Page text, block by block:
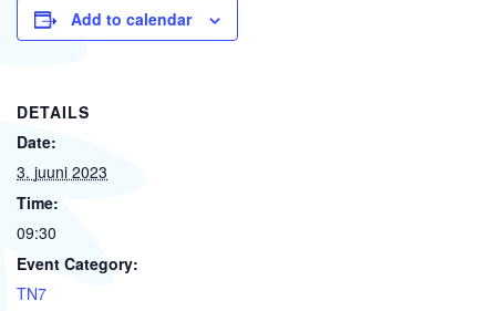
Add to calendar
DETAILS
Date:
3. juuni 2023
Time:
09:30
Event Category:
TN7